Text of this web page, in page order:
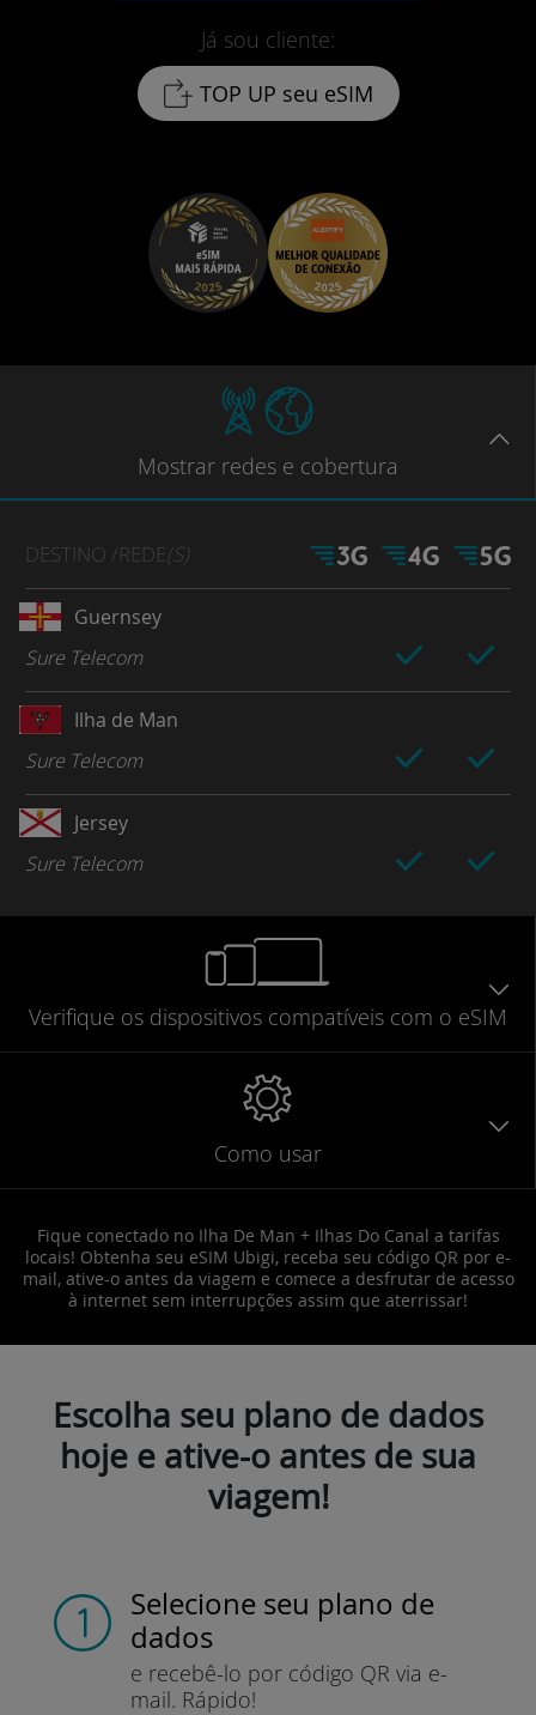
Já sou cliente:
TOP UP seu eSIM
Mostrar redes e cobertura
DESTINO /REDE(S)
Guernsey
Sure Telecom
Ilha de Man
Sure Telecom
Jersey
Sure Telecom
Verifique os dispositivos compatíveis com o eSIM
Como usar
Fique conectado no Ilha De Man + Ilhas Do Canal a tarifas
locais! Obtenha seu eSIM Ubigi, receba seu código QR por e-
mail, ative-o antes da viagem e comece a desfrutar de acesso
à internet sem interrupções assim que aterrissar!
Escolha seu plano de dados
hoje e ative-o antes de sua
viagem!
Selecione seu plano de
dados
e recebê-lo por código QR via e-
mail. Rápido!